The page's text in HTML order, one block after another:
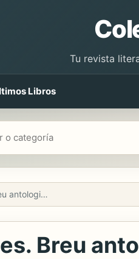
Tu revista
Libros
Llegim les dones. Breu antologia d’Edicions UB
Breu